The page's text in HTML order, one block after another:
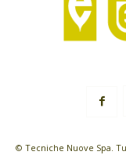
© Tecniche Nuove Spa.